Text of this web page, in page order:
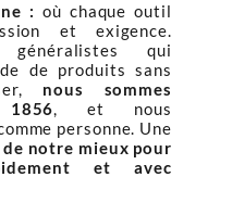
: où chaque outil
et exigence.
généralistes qui
de produits sans
nous sommes
, et nous
personne. Une
notre mieux pour
et avec